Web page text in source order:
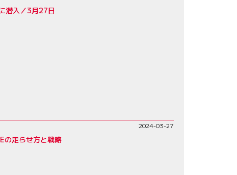
潜入／3月27日
2024-03-27
の走らせ方と戦略